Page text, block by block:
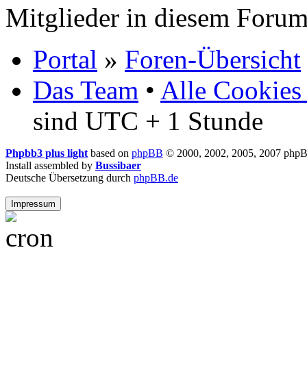
Mitglieder in diesem
Portal » Foren-Übersicht
Das Team • Alle Cookies
sind UTC + 1 Stunde
Phpbb3 plus light based on phpBB © 2000, 2002, 2005, 2007
Install assembled by Bussibaer
Deutsche Übersetzung durch phpBB.de